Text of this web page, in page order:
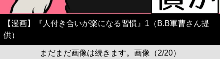
【漫画】『人付き合いが楽になる習慣』1（B.B軍曹さん提
供）
まだまだ画像は続きます。画像（2/20）